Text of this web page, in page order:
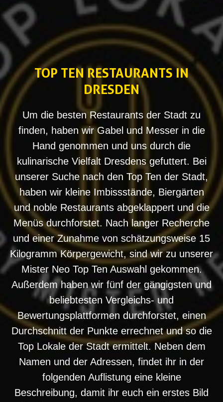
TOP TEN RESTAURANTS IN
DRESDEN
Um die besten Restaurants der Stadt zu
finden, haben wir Gabel und Messer in die
Hand genommen und uns durch die
kulinarische Vielfalt Dresdens gefuttert. Bei
unserer Suche nach den Top Ten der Stadt,
haben wir kleine Imbissstände, Biergärten
und noble Restaurants abgeklappert und die
Menüs durchforstet. Nach langer Recherche
und einer Zunahme von schätzungsweise 15
Kilogramm Körpergewicht, sind wir zu unserer
Mister Neo Top Ten Auswahl gekommen.
Außerdem haben wir fünf der gängigsten und
beliebtesten Vergleichs- und
Bewertungsplattformen durchforstet, einen
Durchschnitt der Punkte errechnet und so die
Top Lokale der Stadt ermittelt. Neben dem
Namen und der Adressen, findet ihr in der
folgenden Auflistung eine kleine
Beschreibung, damit ihr euch ein erstes Bild